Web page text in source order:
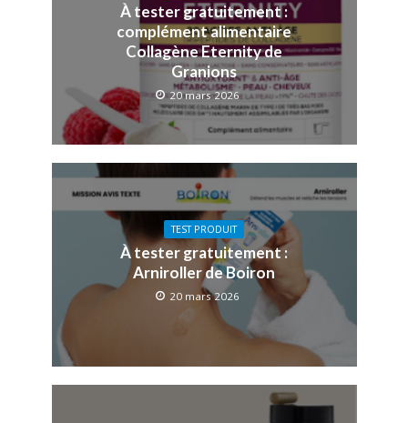
À tester gratuitement :
complément alimentaire
Collagène Eternity de
Granions
20 mars 2026
TEST PRODUIT
À tester gratuitement :
Arniroller de Boiron
20 mars 2026